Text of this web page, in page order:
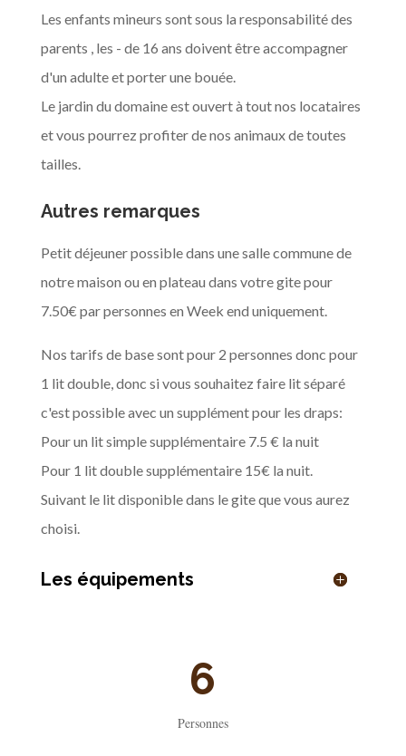
Les enfants mineurs sont sous la responsabilité des
parents , les - de 16 ans doivent être accompagner
d'un adulte et porter une bouée.
Le jardin du domaine est ouvert à tout nos locataires
et vous pourrez profiter de nos animaux de toutes
tailles.
Autres remarques
Petit déjeuner possible dans une salle commune de
notre maison ou en plateau dans votre gite pour
7.50€ par personnes en Week end uniquement.
Nos tarifs de base sont pour 2 personnes donc pour
1 lit double, donc si vous souhaitez faire lit séparé
c'est possible avec un supplément pour les draps:
Pour un lit simple supplémentaire 7.5 € la nuit
Pour 1 lit double supplémentaire 15€ la nuit.
Suivant le lit disponible dans le gite que vous aurez
choisi.
Les équipements
6
Personnes